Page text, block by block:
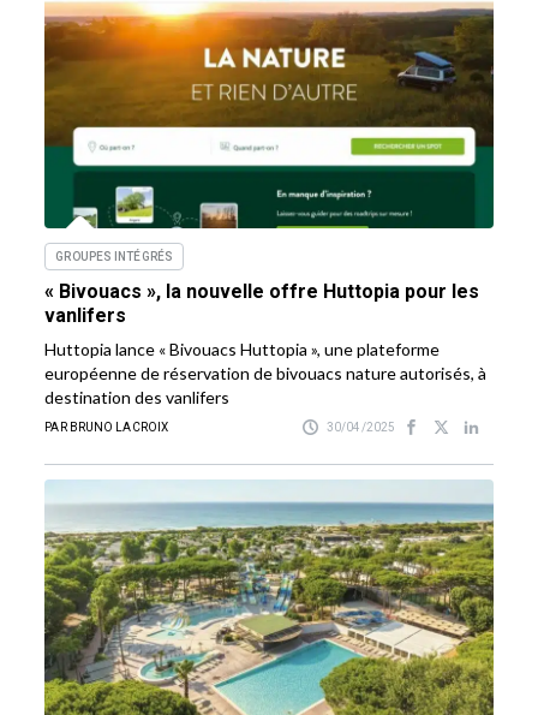
GROUPES INTÉGRÉS
« Bivouacs », la nouvelle offre Huttopia pour les
vanlifers
Huttopia lance « Bivouacs Huttopia », une plateforme
européenne de réservation de bivouacs nature autorisés, à
destination des vanlifers
PAR BRUNO LACROIX 30/04/2025